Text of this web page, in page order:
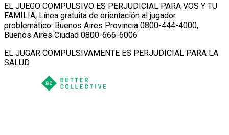
EL JUEGO COMPULSIVO ES PERJUDICIAL PARA VOS Y TU
FAMILIA, Línea gratuita de orientación al jugador
problemático: Buenos Aires Provincia 0800-444-4000,
Buenos Aires Ciudad 0800-666-6006
EL JUGAR COMPULSIVAMENTE ES PERJUDICIAL PARA LA
SALUD.